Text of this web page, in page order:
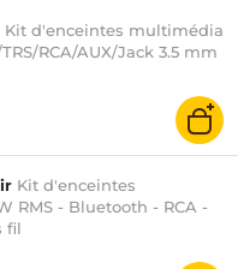
Kit d'enceintes multimédia
RCA/AUX/Jack 3.5 mm
Kit d'enceintes
RMS - Bluetooth - RCA -
fil